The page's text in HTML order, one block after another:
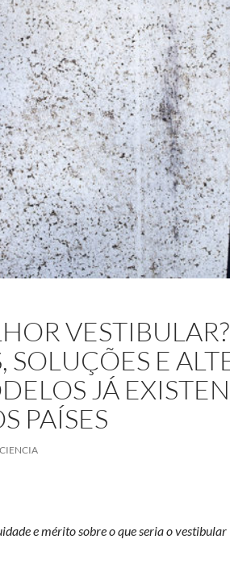
SOLUÇÕES E
JÁ
PAÍSES
e mérito sobre o que seria o vestibular